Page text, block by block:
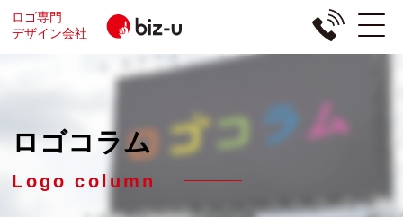
ロゴ専門
デザイン会社
ロゴコラム
Logo column